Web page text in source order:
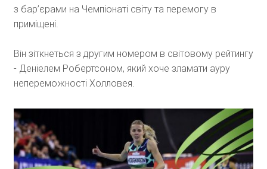
з бар’єрами на Чемпіонаті світу та перемогу в
приміщені.
Він зіткнеться з другим номером в світовому рейтингу
- Деніелем Робертсоном, який хоче зламати ауру
непереможності Холловея.